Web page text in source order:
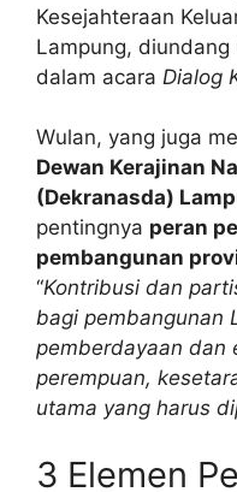
Kesejahteraan
Lampung,
dalam acara Dialog
Wulan, yang juga
Dewan Kerajinan
(Dekranasda)
pentingnya peran
pembangunan
“Kontribusi dan
bagi pembangunan
pemberdayaan dan
perempuan,
utama yang harus
3 Elemen